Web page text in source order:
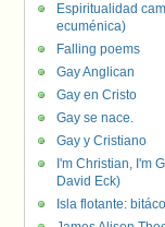
Espiritualidad
ecuménica)
Falling poems
Gay Anglican
Gay en Cristo
Gay se nace.
Gay y Cristiano
I'm Christian, I'm
David Eck)
Isla flotante: